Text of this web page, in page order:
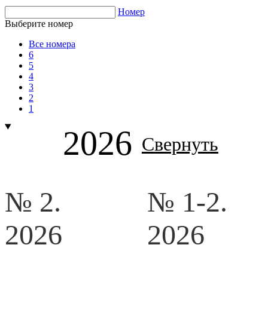
Номер
Выберите номер
Все номера
6
5
4
3
2
1
2026 Свернуть
№ 2.
2026
№ 1-2.
2026